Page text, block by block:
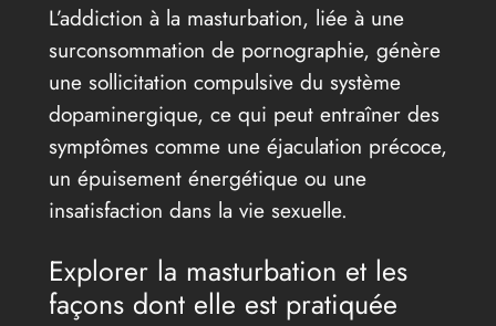
L’addiction à la masturbation, liée à une
surconsommation de pornographie, génère
une sollicitation compulsive du système
dopaminergique, ce qui peut entraîner des
symptômes comme une éjaculation précoce,
un épuisement énergétique ou une
insatisfaction dans la vie sexuelle.
Explorer la masturbation et les
façons dont elle est pratiquée